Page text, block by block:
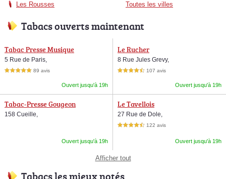
Les Rousses
Toutes les villes
Tabacs ouverts maintenant
Tabac Presse Musique
5 Rue de Paris,
5,0 étoiles sur 5 89 avis
Ouvert jusqu'à 19h
Le Rucher
8 Rue Jules Grevy,
4,5 étoiles sur 5 107 avis
Ouvert jusqu'à 19h
Tabac-Presse Gougeon
158 Cueille,
Ouvert jusqu'à 19h
Le Tavellois
27 Rue de Dole,
4,5 étoiles sur 5 122 avis
Ouvert jusqu'à 19h
Afficher tout
Tabacs les mieux notés